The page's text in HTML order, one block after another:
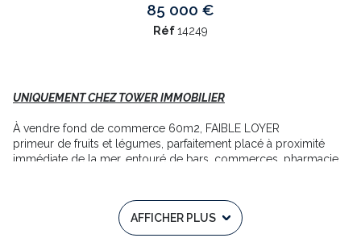
85 000 €
Réf14249
UNIQUEMENT CHEZ TOWER IMMOBILIER
À vendre fond de commerce 60m2, FAIBLE LOYER
primeur de fruits et légumes, parfaitement placé à proximité
immédiate de la mer, entouré de bars, commerces, pharmacie,
permettant d'atteindre aisément 200K par ans
AFFICHER PLUS